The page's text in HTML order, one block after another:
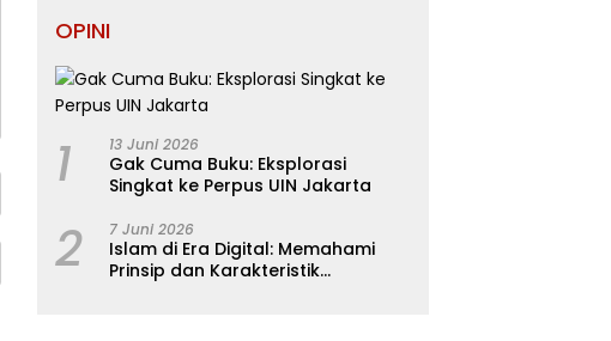
OPINI
1 13 Juni 2026
Gak Cuma Buku: Eksplorasi
Singkat ke Perpus UIN Jakarta
2 7 Juni 2026
Islam di Era Digital: Memahami
Prinsip dan Karakteristik